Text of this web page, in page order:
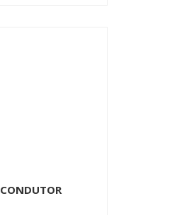
CONDUTOR